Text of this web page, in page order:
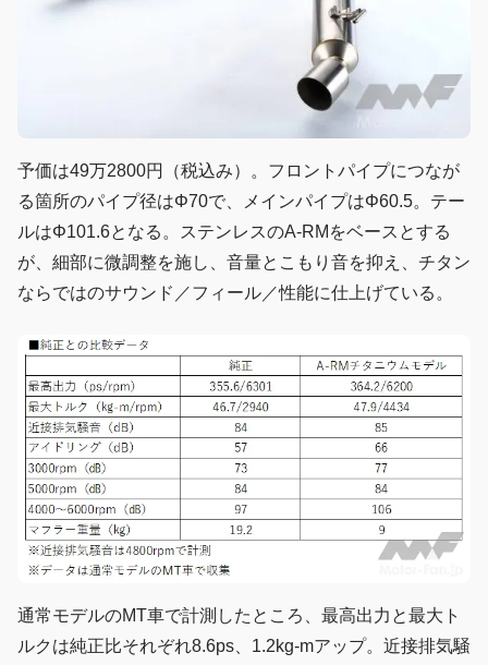
予価は49万2800円（税込み）。フロントパイプにつなが
る箇所のパイプ径はΦ70で、メインパイプはΦ60.5。テー
ルはΦ101.6となる。ステンレスのA-RMをベースとする
が、細部に微調整を施し、音量とこもり音を抑え、チタン
ならではのサウンド／フィール／性能に仕上げている。
通常モデルのMT車で計測したところ、最高出力と最大ト
ルクは純正比それぞれ8.6ps、1.2kg-mアップ。近接排気騒